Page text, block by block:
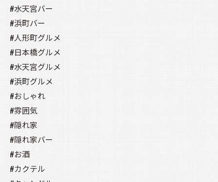
#水天宮バー
#浜町バー
#人形町グルメ
#日本橋グルメ
#水天宮グルメ
#浜町グルメ
#おしゃれ
#雰囲気
#隠れ家
#隠れ家バー
#お酒
#カクテル